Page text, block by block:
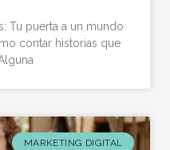
Tu puerta a un mundo
contar historias que
MARKETING DIGITAL